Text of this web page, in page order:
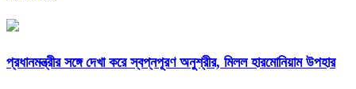
প্রধানমন্ত্রীর সঙ্গে দেখা করে স্বপ্নপূরণ অনুশ্রীর, মিলল হারমোনিয়াম উপহার